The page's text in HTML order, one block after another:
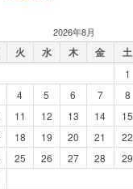
2026年8月
火 水 木 金 土
1
4 5 6 7 8
11 12 13 14 15
18 19 20 21 22
25 26 27 28 29